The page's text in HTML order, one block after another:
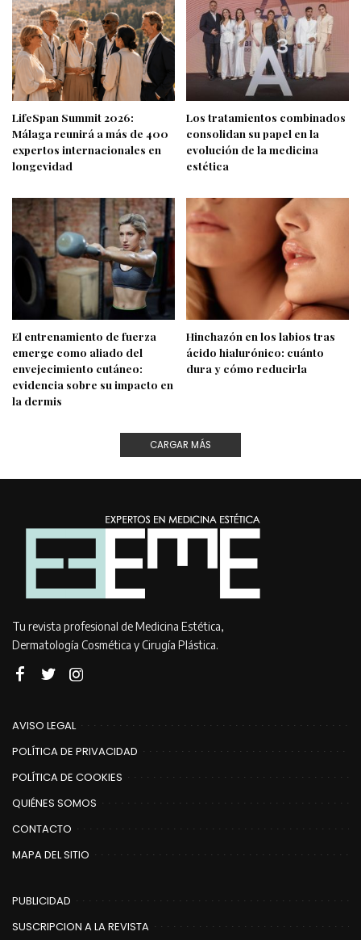
LifeSpan Summit 2026:
Málaga reunirá a más de 400
expertos internacionales en
longevidad
Los tratamientos combinados
consolidan su papel en la
evolución de la medicina
estética
El entrenamiento de fuerza
emerge como aliado del
envejecimiento cutáneo:
evidencia sobre su impacto en
la dermis
Hinchazón en los labios tras
ácido hialurónico: cuánto
dura y cómo reducirla
CARGAR MÁS
Tu revista profesional de Medicina Estética,
Dermatología Cosmética y Cirugía Plástica.
AVISO LEGAL
POLÍTICA DE PRIVACIDAD
POLÍTICA DE COOKIES
QUIÉNES SOMOS
CONTACTO
MAPA DEL SITIO
PUBLICIDAD
SUSCRIPCION A LA REVISTA